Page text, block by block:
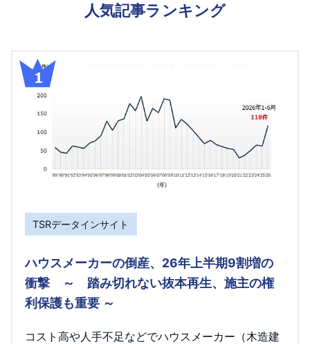
人気記事ランキング
TSRデータインサイト
ハウスメーカーの倒産、26年上半期9割増の
衝撃 ～ 踏み切れない抜本再生、施主の権
利保護も重要 ～
コスト高や人手不足などでハウスメーカー（木造建